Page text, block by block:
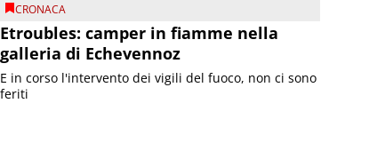
CRONACA
Etroubles: camper in fiamme nella
galleria di Echevennoz
E in corso l'intervento dei vigili del fuoco, non ci sono
feriti